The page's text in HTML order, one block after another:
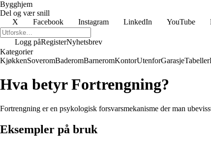
Bygghjem
Del og vær snill
X
Facebook Instagram LinkedIn YouTube
Logg påRegisterNyhetsbrev
Kategorier
KjøkkenSoveromBaderomBarneromKontorUtenforGarasjeTabeller
Hva betyr Fortrengning?
Fortrengning er en psykologisk forsvarsmekanisme der man
Eksempler på bruk